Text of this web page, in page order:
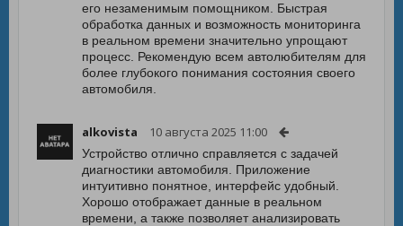
его незаменимым помощником. Быстрая
обработка данных и возможность мониторинга
в реальном времени значительно упрощают
процесс. Рекомендую всем автолюбителям для
более глубокого понимания состояния своего
автомобиля.
alkovista 10 августа 2025 11:00
Устройство отлично справляется с задачей
диагностики автомобиля. Приложение
интуитивно понятное, интерфейс удобный.
Хорошо отображает данные в реальном
времени, а также позволяет анализировать